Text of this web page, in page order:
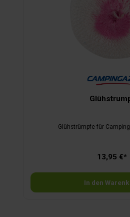
Glühstrümpfe für
13,95 €*
In den